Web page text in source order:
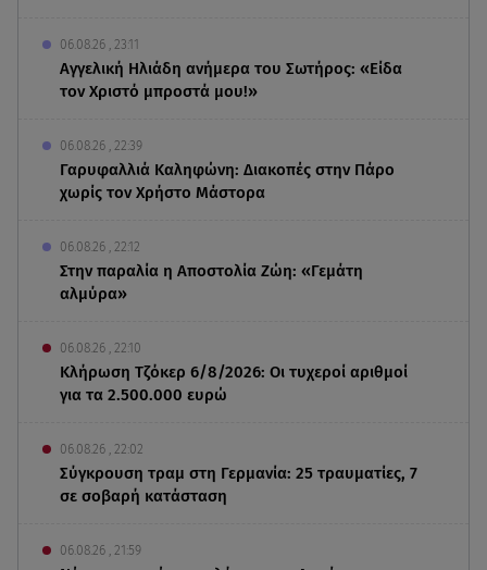
06.08.26 , 23:11
Αγγελική Ηλιάδη ανήμερα του Σωτήρος: «Είδα
τον Χριστό μπροστά μου!»
06.08.26 , 22:39
Γαρυφαλλιά Καληφώνη: Διακοπές στην Πάρο
χωρίς τον Χρήστο Μάστορα
06.08.26 , 22:12
Στην παραλία η Αποστολία Ζώη: «Γεμάτη
αλμύρα»
06.08.26 , 22:10
Κλήρωση Τζόκερ 6/8/2026: Οι τυχεροί αριθμοί
για τα 2.500.000 ευρώ
06.08.26 , 22:02
Σύγκρουση τραμ στη Γερμανία: 25 τραυματίες, 7
σε σοβαρή κατάσταση
06.08.26 , 21:59